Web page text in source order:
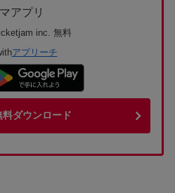
アプリ
inc. 無料
アプリーチ
料ダウンロード